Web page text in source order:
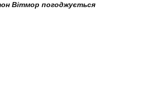
Вітмор погоджується